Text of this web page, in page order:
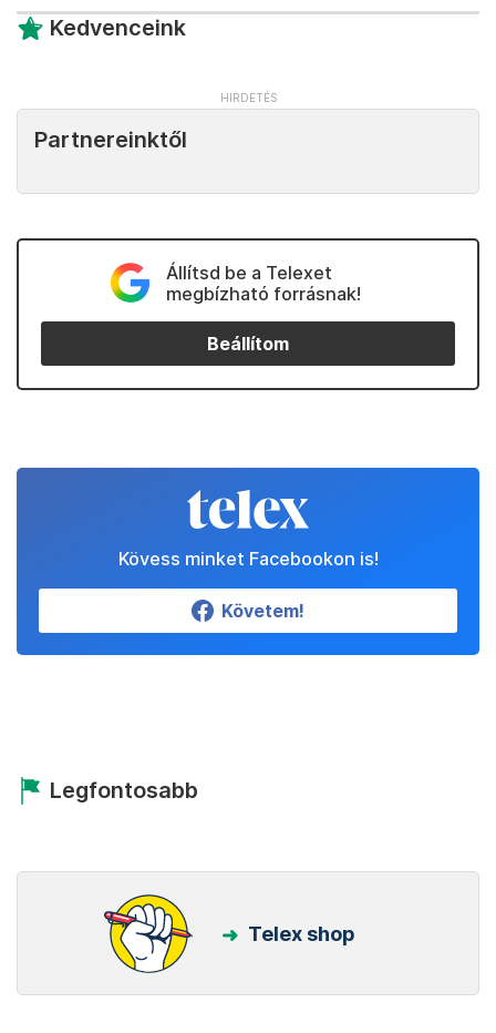
Kedvenceink
Partnereinktől
Állítsd be a Telexet
megbízható forrásnak!
Beállítom
Kövess minket Facebookon is!
Követem!
Legfontosabb
Telex shop